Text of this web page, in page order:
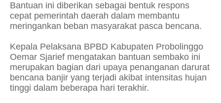
Bantuan ini diberikan sebagai bentuk respons
cepat pemerintah daerah dalam membantu
meringankan beban masyarakat pasca bencana.
Kepala Pelaksana BPBD Kabupaten Probolinggo
Oemar Sjarief mengatakan bantuan sembako ini
merupakan bagian dari upaya penanganan darurat
bencana banjir yang terjadi akibat intensitas hujan
tinggi dalam beberapa hari terakhir.